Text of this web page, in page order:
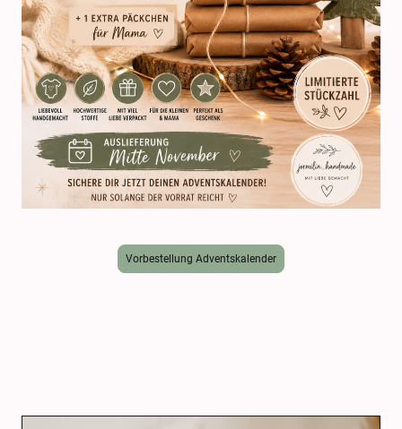
Vorbestellung Adventskalender